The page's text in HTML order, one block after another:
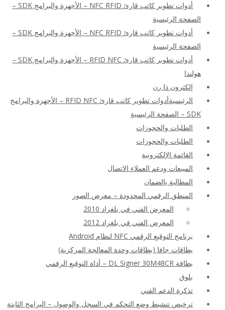
أدوات تطوير كاتب قارئ NFC RFID – الأجهزة والبرامج SDK –
الصفحة الرئيسية
أدوات تطوير كاتب قارئ NFC RFID – الأجهزة والبرامج SDK –
الصفحة الرئيسية
أدوات تطوير كاتب قارئ RFID NFC – الأجهزة والبرامج SDK –
هولندا
إلكترون ذا رن
الرئيسيةأدوات تطوير كاتب قارئ RFID NFC – الأجهزة والبرامج
SDK – الصفحة الرئيسية
الطلبات والحجوزات
الطلبات والحجوزات
القائمة الإلكترونية
المبيعات ودعم العملاء الاتصال
المطالبة بالضمان
المنطق الرقمي المحدودة – معرض الصور
المعرض الفني في بلغراد 2010
المعرض الفني في بلغراد 2012
برنامج التوقيع الرقمي NFC لنظام Android
بطاقات جافا (بطاقات وحدة المعالجة المركزية)
بطاقة DL Signer 30M48CR – أداة التوقيع الرقمي
بلوق
تذكرة الدعم الفني
ترخيص تنشيط وضع التحكم في السجل والوصول – البرامج الثابتة